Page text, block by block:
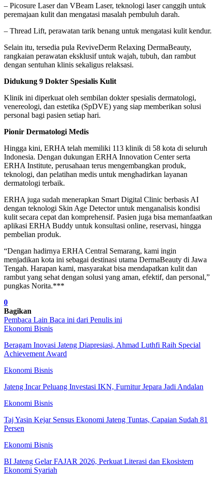
– Picosure Laser dan VBeam Laser, teknologi laser canggih untuk
peremajaan kulit dan mengatasi masalah pembuluh darah.
– Thread Lift, perawatan tarik benang untuk mengatasi kulit kendur.
Selain itu, tersedia pula ReviveDerm Relaxing DermaBeauty,
rangkaian perawatan eksklusif untuk wajah, tubuh, dan rambut
dengan sentuhan klinis sekaligus relaksasi.
Didukung 9 Dokter Spesialis Kulit
Klinik ini diperkuat oleh sembilan dokter spesialis dermatologi,
venereologi, dan estetika (SpDVE) yang siap memberikan solusi
personal bagi pasien setiap hari.
Pionir Dermatologi Medis
Hingga kini, ERHA telah memiliki 113 klinik di 58 kota di seluruh
Indonesia. Dengan dukungan ERHA Innovation Center serta
ERHA Institute, perusahaan terus mengembangkan produk,
teknologi, dan pelatihan medis untuk menghadirkan layanan
dermatologi terbaik.
ERHA juga sudah menerapkan Smart Digital Clinic berbasis AI
dengan teknologi Skin Age Detector untuk menganalisis kondisi
kulit secara cepat dan komprehensif. Pasien juga bisa memanfaatkan
aplikasi ERHA Buddy untuk konsultasi online, reservasi, hingga
pembelian produk.
“Dengan hadirnya ERHA Central Semarang, kami ingin
menjadikan kota ini sebagai destinasi utama DermaBeauty di Jawa
Tengah. Harapan kami, masyarakat bisa mendapatkan kulit dan
rambut yang sehat dengan solusi yang aman, efektif, dan personal,”
pungkas Norita.***
0
Bagikan
Pembaca Lain Baca ini dari Penulis ini
Ekonomi Bisnis
Beragam Inovasi Jateng Diapresiasi, Ahmad Luthfi Raih Special
Achievement Award
Ekonomi Bisnis
Jateng Incar Peluang Investasi IKN, Furnitur Jepara Jadi Andalan
Ekonomi Bisnis
Taj Yasin Kejar Sensus Ekonomi Jateng Tuntas, Capaian Sudah 81
Persen
Ekonomi Bisnis
BI Jateng Gelar FAJAR 2026, Perkuat Literasi dan Ekosistem
Ekonomi Syariah